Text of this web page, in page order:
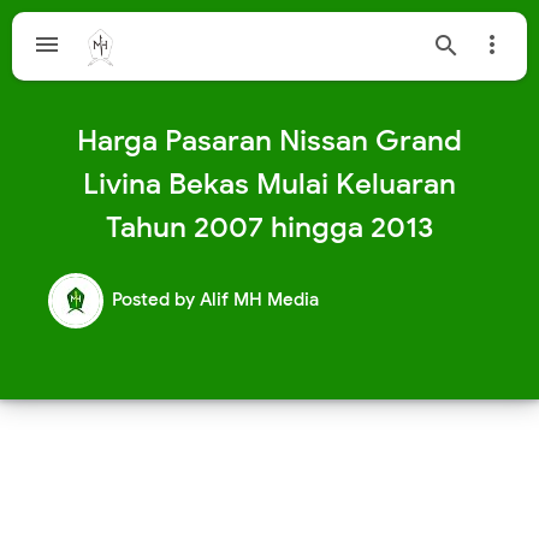
  
Harga Pasaran Nissan Grand
Livina Bekas Mulai Keluaran
Tahun 2007 hingga 2013
Posted by Alif MH Media